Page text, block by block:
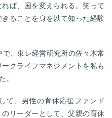
ば、国を変えられる。笑って
ることを身を以て知った経験
、東レ経営研究所の佐々木常
クライフマネジメントを私も
。
て、男性の育休応援ファンド
のリーダーとして、父親の育休